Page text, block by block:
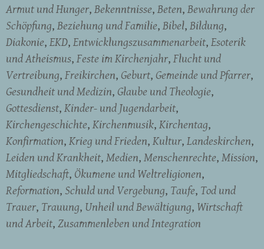
Armut und Hunger Bekenntnisse Beten Bewahrung der
Schöpfung Beziehung und Familie Bibel Bildung
Diakonie EKD Entwicklungszusammenarbeit Esoterik
und Atheismus Feste im Kirchenjahr Flucht und
Vertreibung Freikirchen Geburt Gemeinde und Pfarrer
Gesundheit und Medizin Glaube und Theologie
Gottesdienst Kinder- und Jugendarbeit
Kirchengeschichte Kirchenmusik Kirchentag
Konfirmation Krieg und Frieden Kultur Landeskirchen
Leiden und Krankheit Medien Menschenrechte Mission
Mitgliedschaft Ökumene und Weltreligionen
Reformation Schuld und Vergebung Taufe Tod und
Trauer Trauung Unheil und Bewältigung Wirtschaft
und Arbeit Zusammenleben und Integration